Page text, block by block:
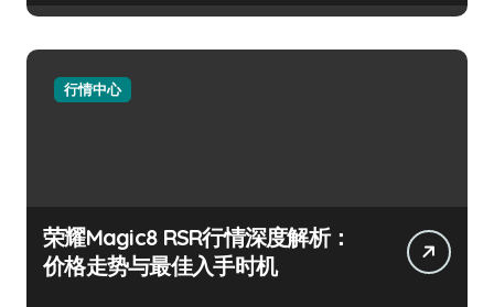
行情中心
荣耀Magic8 RSR行情深度解析：
价格走势与最佳入手时机